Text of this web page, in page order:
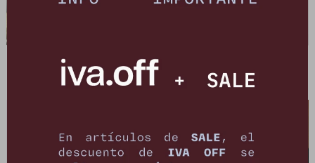
Falda New Formentera - Negro
5.391 $ 5.990 8.189 $ 9.990